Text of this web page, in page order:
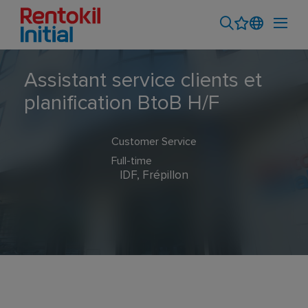
Assistant service clients et
planification BtoB H/F
Customer Service
Full-time
IDF, Frépillon